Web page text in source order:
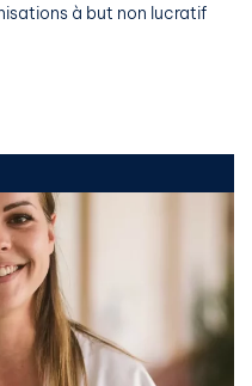
à but non lucratif